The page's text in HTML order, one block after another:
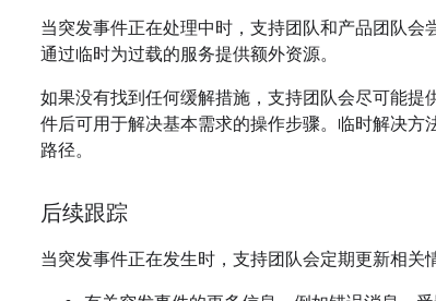
当突发事件正在处理中时，支持团队和产品团队会尝
通过临时为过载的服务提供额外资源。
如果没有找到任何缓解措施，支持团队会尽可能提
件后可用于解决基本需求的操作步骤。临时解决
路径。
后续跟踪
当突发事件正在发生时，支持团队会定期更新相关